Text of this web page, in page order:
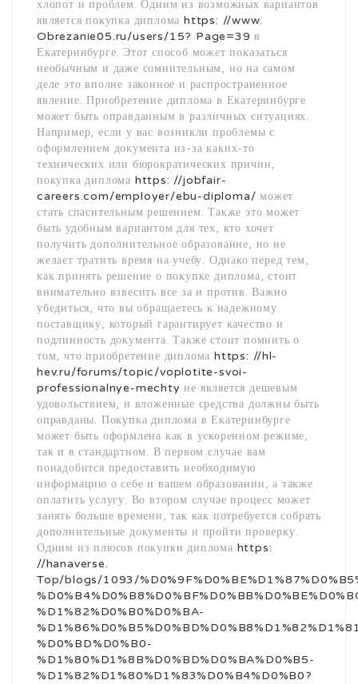
хлопот и проблем. Одним из возможных вариантов
является покупка диплома https: //www.
Obrezanie05.ru/users/15? Page=39 в
Екатеринбурге. Этот способ может показаться
необычным и даже сомнительным, но на самом
деле это вполне законное и распространенное
явление. Приобретение диплома в Екатеринбурге
может быть оправданным в различных ситуациях.
Например, если у вас возникли проблемы с
оформлением документа из-за каких-то
технических или бюрократических причин,
покупка диплома https: //jobfair-
careers.com/employer/ebu-diploma/ может
стать спасительным решением. Также это может
быть удобным вариантом для тех, кто хочет
получить дополнительное образование, но не
желает тратить время на учебу. Однако перед тем,
как принять решение о покупке диплома, стоит
внимательно взвесить все за и против. Важно
убедиться, что вы обращаетесь к надежному
поставщику, который гарантирует качество и
подлинность документа. Также стоит помнить о
том, что приобретение дипломаhttps: //hl-
hev.ru/forums/topic/voplotite-svoi-
professionalnye-mechty не является дешевым
удовольствием, и вложенные средства должны быть
оправданы. Покупка диплома в Екатеринбурге
может быть оформлена как в ускоренном режиме,
так и в стандартном. В первом случае вам
понадобится предоставить необходимую
информацию о себе и вашем образовании, а также
оплатить услугу. Во втором случае процесс может
занять больше времени, так как потребуется собрать
дополнительные документы и пройти проверку.
Одним из плюсов покупки диплома https:
//hanaverse.
Top/blogs/1093/
%D1%82%D0%B0%D0%BA-
%D0%BD%D0%B0-
%D1%80%D1%8B%D0%BD%D0%BA%D0%B5-
%D1%82%D1%80%D1%83%D0%B4%D0%B0?